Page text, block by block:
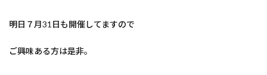
明日７月31日も開催してますので
ご興味ある方は是非。